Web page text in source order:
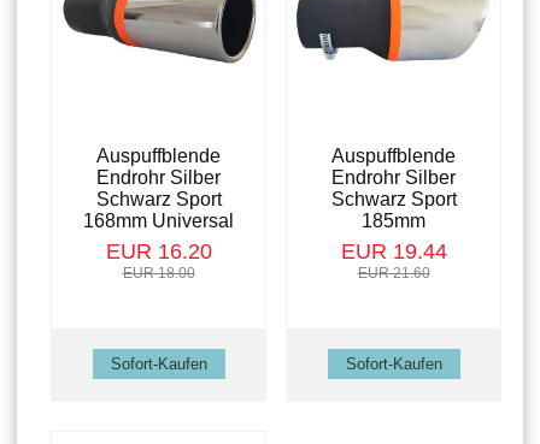
Auspuffblende
Endrohr Silber
Schwarz Sport
168mm Universal
EUR 16.20
EUR 18.00
Auspuffblende
Endrohr Silber
Schwarz Sport
185mm
EUR 19.44
EUR 21.60